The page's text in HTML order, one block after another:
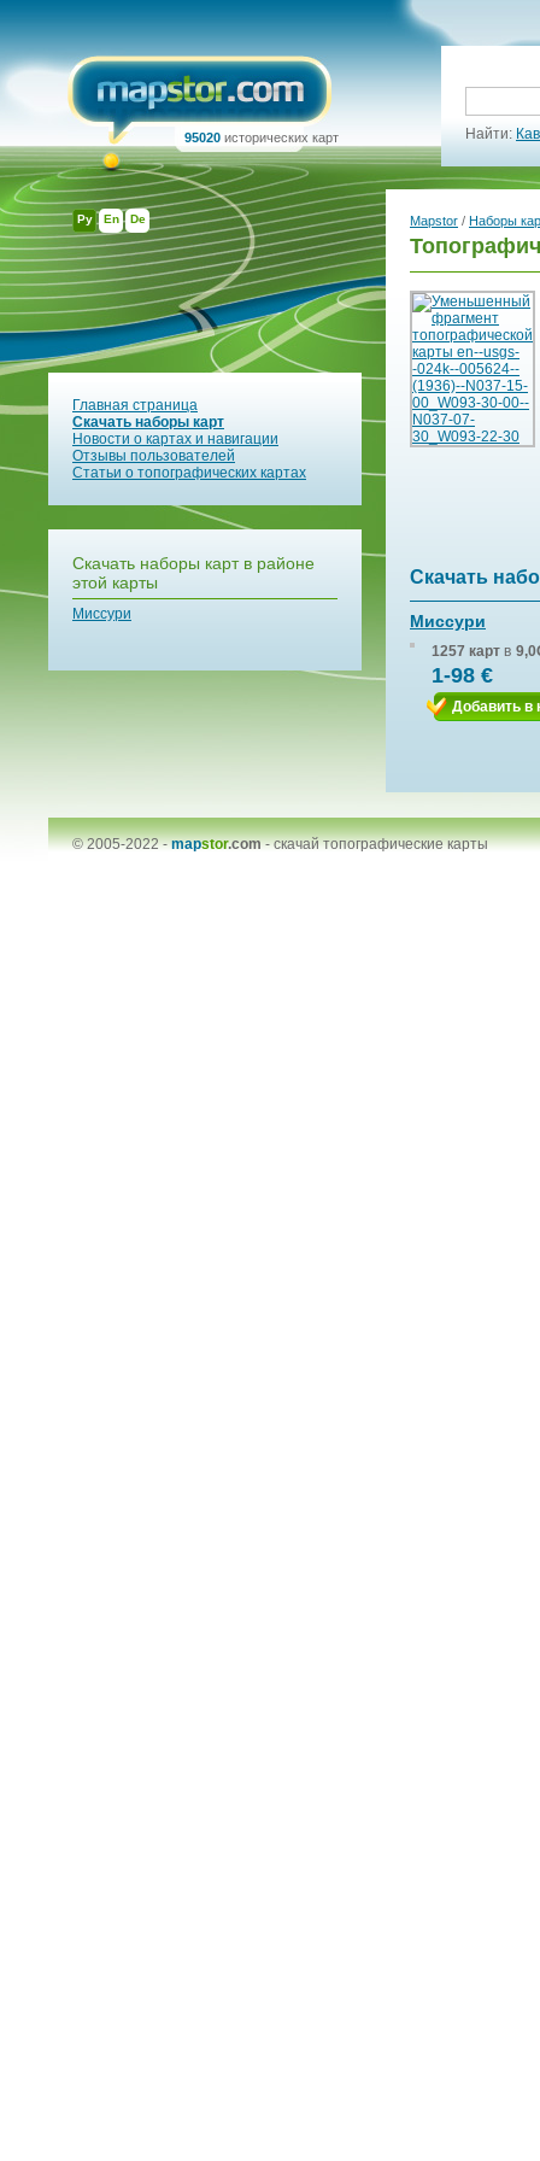
Ру En De
95020 исторических карт Найти:
Главная страница
Скачать наборы карт
Новости о картах и навигации
Отзывы пользователей
Статьи о топографических картах
Скачать наборы карт в районе
этой карты
Миссури
Mapstor / Наборы
Скачать
Миссури
1257 карт в
1-98 €
Добавить в
© 2005-2022 -mapstor.com-скачай топографические карты